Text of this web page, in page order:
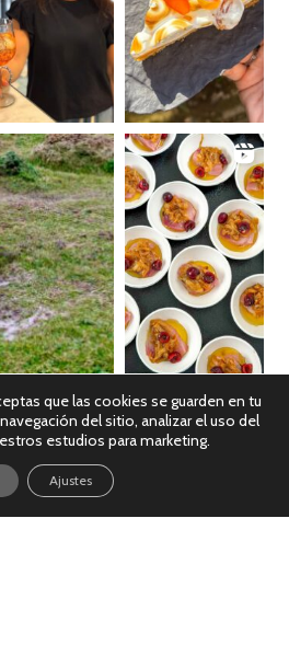
en Instagram
que las cookies se guarden en tu
del sitio, analizar el uso del
estudios para marketing.
Ajustes